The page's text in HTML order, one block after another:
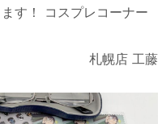
す！ コスプレコーナー
札幌店 工藤